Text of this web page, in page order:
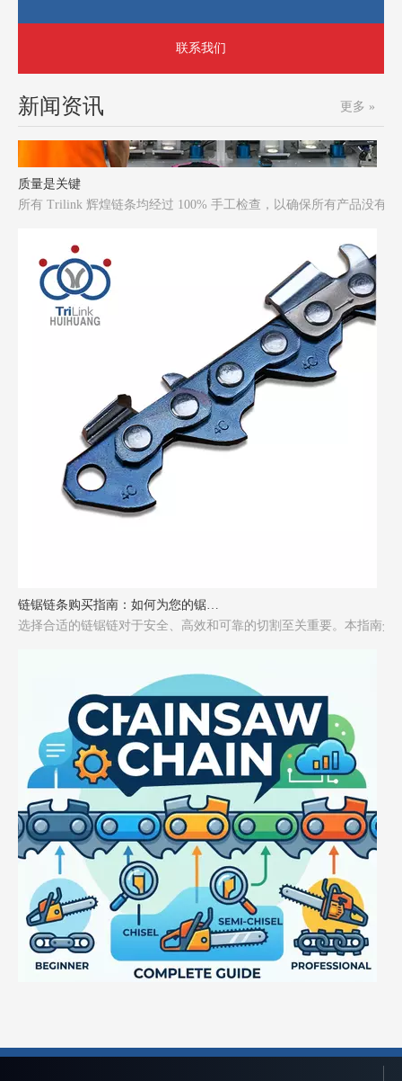
联系我们
新闻资讯 更多 »
质量是关键
所有 Trilink 辉煌链条均经过 100% 手工检查，以确保所有产品没有
选择合适的链锯链对于安全、高效和可靠的切割至关重要。本指南